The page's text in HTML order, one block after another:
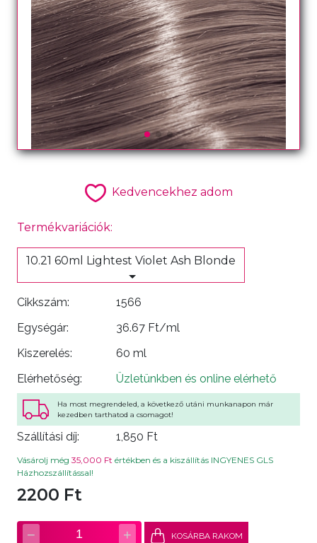
Kedvencekhez adom
Termékvariációk:
10.21 60ml Lightest Violet Ash Blonde
Cikkszám:
1566
Egységár:
36.67 Ft/ml
Kiszerelés:
60 ml
Elérhetőség:
Üzletünkben és online elérhető
Ha most megrendeled, a következő utáni munkanapon már
kezedben tarthatod a csomagot!
Szállítási díj: 1,850 Ft
Vásárolj még 35,000 Ft értékben és a kiszállítás INGYENES GLS
Házhozszállítással!
2200 Ft
− 1 + KOSÁRBA RAKOM